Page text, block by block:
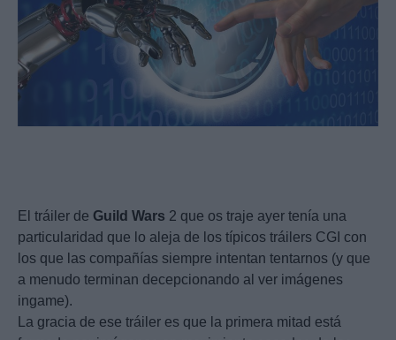
El tráiler de Guild Wars 2 que os traje ayer tenía una
particularidad que lo aleja de los típicos tráilers CGI con
los que las compañías siempre intentan tentarnos (y que
a menudo terminan decepcionando al ver imágenes
ingame).
La gracia de ese tráiler es que la primera mitad está